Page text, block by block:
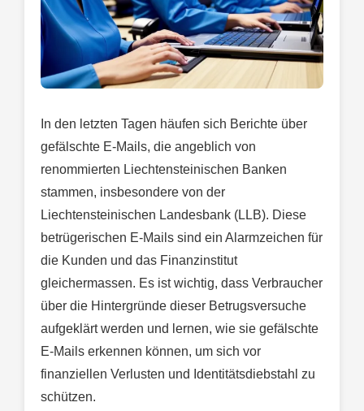
In den letzten Tagen häufen sich Berichte über
gefälschte E-Mails, die angeblich von
renommierten Liechtensteinischen Banken
stammen, insbesondere von der
Liechtensteinischen Landesbank (LLB). Diese
betrügerischen E-Mails sind ein Alarmzeichen für
die Kunden und das Finanzinstitut
gleichermassen. Es ist wichtig, dass Verbraucher
über die Hintergründe dieser Betrugsversuche
aufgeklärt werden und lernen, wie sie gefälschte
E-Mails erkennen können, um sich vor
finanziellen Verlusten und Identitätsdiebstahl zu
schützen.